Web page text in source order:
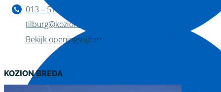
013 – 511 04 11
tilburg@kozion.nl
Bekijk openingstijden
KOZION BREDA